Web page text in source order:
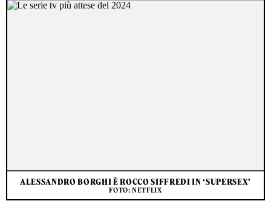
ALESSANDRO BORGHI È ROCCO SIFFREDI IN ‘SUPERSEX’
FOTO: NETFLIX